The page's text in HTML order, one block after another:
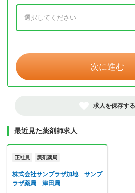
次に進む
求人を保存する
最近見た薬剤師求人
正社員 調剤薬局
株式会社サンプラザ加地 サンプ
ラザ薬局 津田局